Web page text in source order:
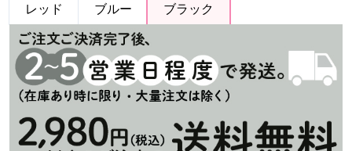
レッド
ブルー ブラック